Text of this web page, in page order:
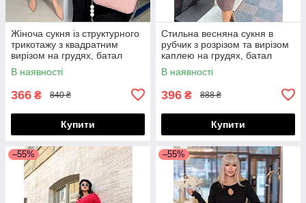
Жіноча сукня із структурного
трикотажу з квадратним
вирізом на грудях, батал
великі розміри
В наявності
366 ₴ 840 ₴
Купити
Стильна весняна сукня в
рубчик з розрізом та вирізом
каплею на грудях, батал
великі розміри
В наявності
396 ₴ 888 ₴
Купити
–55% –55%